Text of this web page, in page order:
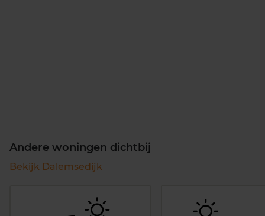
Andere woningen dichtbij
Bekijk Dalemsedijk